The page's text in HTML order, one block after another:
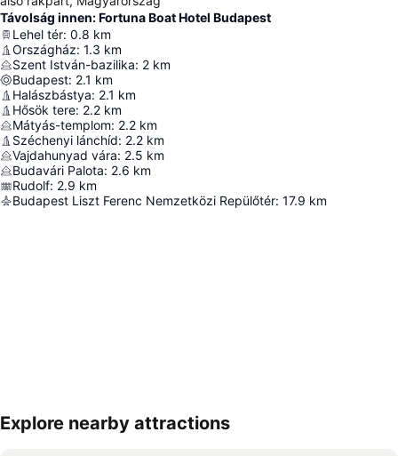
Távolság innen: Fortuna Boat Hotel Budapest
Lehel tér: 0.8 km
Országház: 1.3 km
Szent István-bazilika: 2 km
Budapest: 2.1 km
Halászbástya: 2.1 km
Hősök tere: 2.2 km
Mátyás-templom: 2.2 km
Széchenyi lánchíd: 2.2 km
Vajdahunyad vára: 2.5 km
Budavári Palota: 2.6 km
Rudolf: 2.9 km
Budapest Liszt Ferenc Nemzetközi Repülőtér: 17.9 km
Nagy méretű térkép
Explore nearby attractions